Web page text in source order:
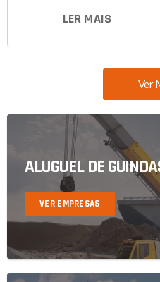
LER MAIS
Ver
ALUGUEL DE
VER EMPRESAS